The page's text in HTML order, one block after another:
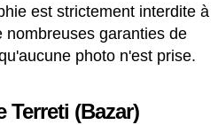
est strictement interdite à
nombreuses garanties de
photo n'est prise.
Terreti (Bazar)